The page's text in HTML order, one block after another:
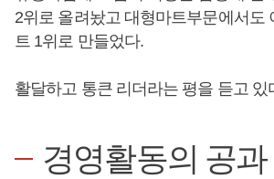
2위로 올려놨고 대형마트부문에서도
트 1위로 만들었다.
활달하고 통큰 리더라는 평을 듣고 있
경영활동의 공과